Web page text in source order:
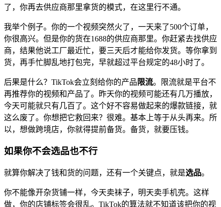
了，你再去供应商那里拿货的模式，在这里行不通。
我举个例子。你的一个视频突然火了，一天来了500个订单，
你很高兴。但是你的货在1688的供应商那里。你赶紧去找供应
商，结果他说工厂最近忙，要三天后才能给你发货。等你拿到
货，再手忙脚乱地打包完，早就超过平台规定的48小时了。
后果是什么？TikTok会立刻给你的产品 限流。限流就是平台不
再推荐你的视频和产品了。昨天你的视频可能还有几万播放，
今天可能就只有几百了。这个好不容易做起来的爆款链接，就
这么废了。你想把它救回来？很难。基本上等于从头再来。所
以，想做跨境店，你就得提前备货。备货，就要压钱。
如果你不会选品也不行
就算你解决了钱和货的问题，还有一个关键点，就是选品。
你不能像开杂货铺一样，今天卖袜子，明天卖手机壳。这样
做，你的店铺标签会很乱。TikTok的算法就不知道该把你的视